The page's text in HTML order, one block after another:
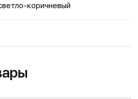
коричневый